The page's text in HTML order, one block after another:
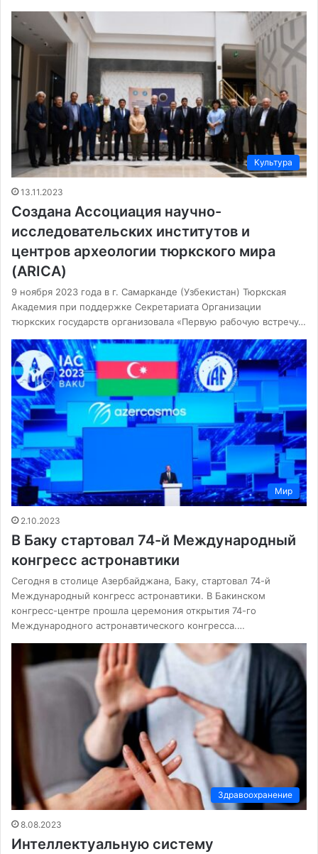
Культура
13.11.2023
Создана Ассоциация научно-
исследовательских институтов и
центров археологии тюркского мира
(ARICA)
9 ноября 2023 года в г. Самарканде (Узбекистан) Тюркская
Академия при поддержке Секретариата Организации
тюркских государств организовала «Первую рабочую встречу…
Мир
2.10.2023
В Баку стартовал 74-й Международный
конгресс астронавтики
Сегодня в столице Азербайджана, Баку, стартовал 74-й
Международный конгресс астронавтики. В Бакинском
конгресс-центре прошла церемония открытия 74-го
Международного астронавтического конгресса.…
Здравоохранение
8.08.2023
Интеллектуальную систему